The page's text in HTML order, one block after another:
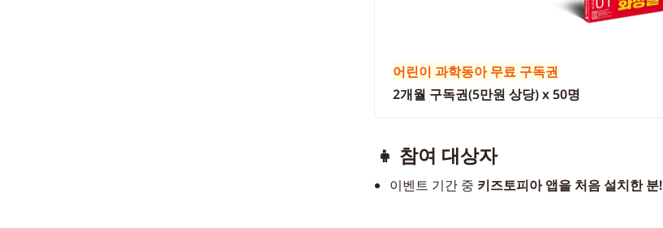
어린이 과학동아 무료 구독권
2개월 구독권(5만원 상당) x 50명
👧 참여 대상자
이벤트 기간 중 키즈토피아 앱을 처음 설치한 분!